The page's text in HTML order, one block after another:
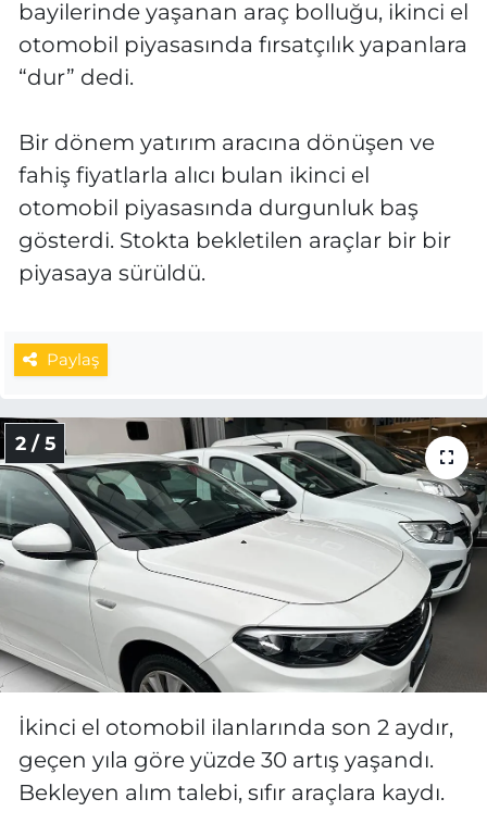
bayilerinde yaşanan araç bolluğu, ikinci el
otomobil piyasasında fırsatçılık yapanlara
“dur” dedi.
Bir dönem yatırım aracına dönüşen ve
fahiş fiyatlarla alıcı bulan ikinci el
otomobil piyasasında durgunluk baş
gösterdi. Stokta bekletilen araçlar bir bir
piyasaya sürüldü.
Paylaş
2 / 5
İkinci el otomobil ilanlarında son 2 aydır,
geçen yıla göre yüzde 30 artış yaşandı.
Bekleyen alım talebi, sıfır araçlara kaydı.